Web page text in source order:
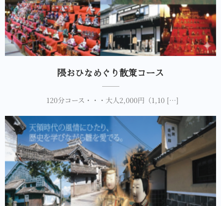
隈おひなめぐり散策コース
120分コース・・・大人2,000円（1,10 […]